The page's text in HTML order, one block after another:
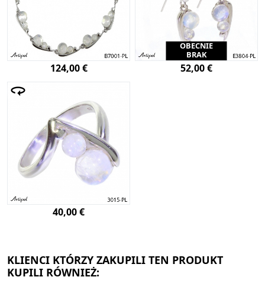
124,00 €
OBECNIE
BRAK
52,00 €
40,00 €
KLIENCI KTÓRZY ZAKUPILI TEN PRODUKT
KUPILI RÓWNIEŻ: